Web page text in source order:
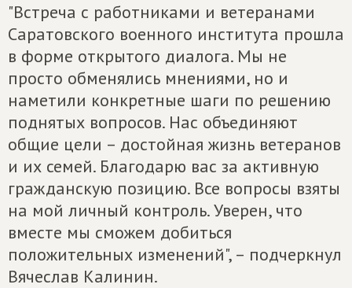
"Встреча с работниками и ветеранами
Саратовского военного института прошла
в форме открытого диалога. Мы не
просто обменялись мнениями, но и
наметили конкретные шаги по решению
поднятых вопросов. Нас объединяют
общие цели – достойная жизнь ветеранов
и их семей. Благодарю вас за активную
гражданскую позицию. Все вопросы взяты
на мой личный контроль. Уверен, что
вместе мы сможем добиться
положительных изменений", – подчеркнул
Вячеслав Калинин.